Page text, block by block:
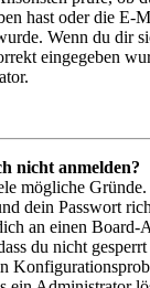
hast oder die E-
Wenn du dir
eingegeben
nicht anmelden?
mögliche
dein Passwort
an einen Board-
du nicht